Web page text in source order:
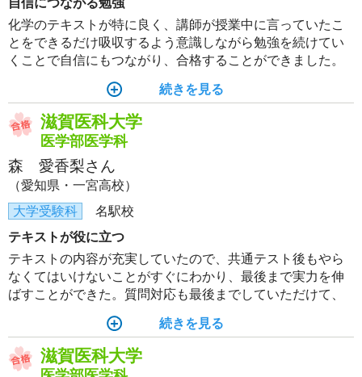
自信につながる勉強
化学のテキストが特に良く、講師が授業中に言っていたこ
とをできるだけ吸収するよう意識しながら勉強を続けてい
くことで自信にもつながり、合格することができました。
続きを見る
滋賀医科大学
医学部医学科
森 愛香梨さん
（愛知県・一宮高校）
大学受験科
名駅校
テキストが役に立つ
テキストの内容が充実していたので、共通テスト後もやら
なくてはいけないことがすぐにわかり、最後まで実力を伸
ばすことができた。質問対応も最後までしていただけて、
続きを見る
滋賀医科大学